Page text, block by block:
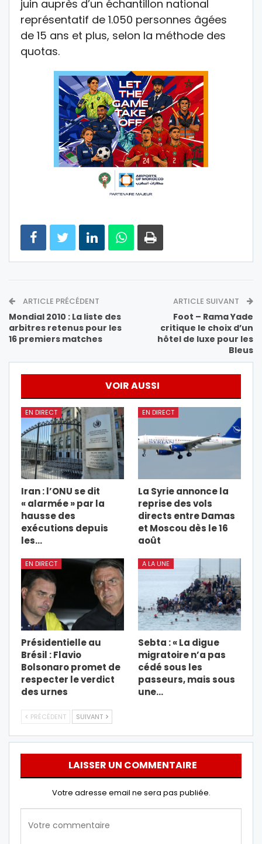
juin auprès d’un échantillon national
représentatif de 1.050 personnes âgées
de 15 ans et plus, selon la méthode des
quotas.
ARTICLE PRÉCÉDENT
Mondial 2010 : La liste des
arbitres retenus pour les
16 premiers matches
ARTICLE SUIVANT
Foot – Rama Yade
critique le choix d’un
hôtel de luxe pour les
Bleus
VOIR AUSSI
EN DIRECT
Iran : l’ONU se dit
« alarmée » par la
hausse des
exécutions depuis
les…
EN DIRECT
La Syrie annonce la
reprise des vols
directs entre Damas
et Moscou dès le 16
août
EN DIRECT
Présidentielle au
Brésil : Flavio
Bolsonaro promet de
respecter le verdict
des urnes
A LA UNE
Sebta : « La digue
migratoire n’a pas
cédé sous les
passeurs, mais sous
une…
PRÉCÉDENT SUIVANT
LAISSER UN COMMENTAIRE
Votre adresse email ne sera pas publiée.